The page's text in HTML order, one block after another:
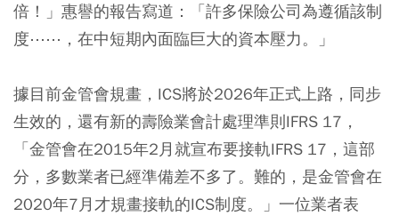
倍！」惠譽的報告寫道：「許多保險公司為遵循該制
度⋯⋯，在中短期內面臨巨大的資本壓力。」
據目前金管會規畫，ICS將於2026年正式上路，同步
生效的，還有新的壽險業會計處理準則IFRS 17，
「金管會在2015年2月就宣布要接軌IFRS 17，這部
分，多數業者已經準備差不多了。難的，是金管會在
2020年7月才規畫接軌的ICS制度。」一位業者表